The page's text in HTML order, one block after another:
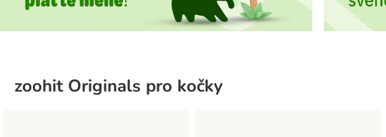
zoohit Originals pro kočky